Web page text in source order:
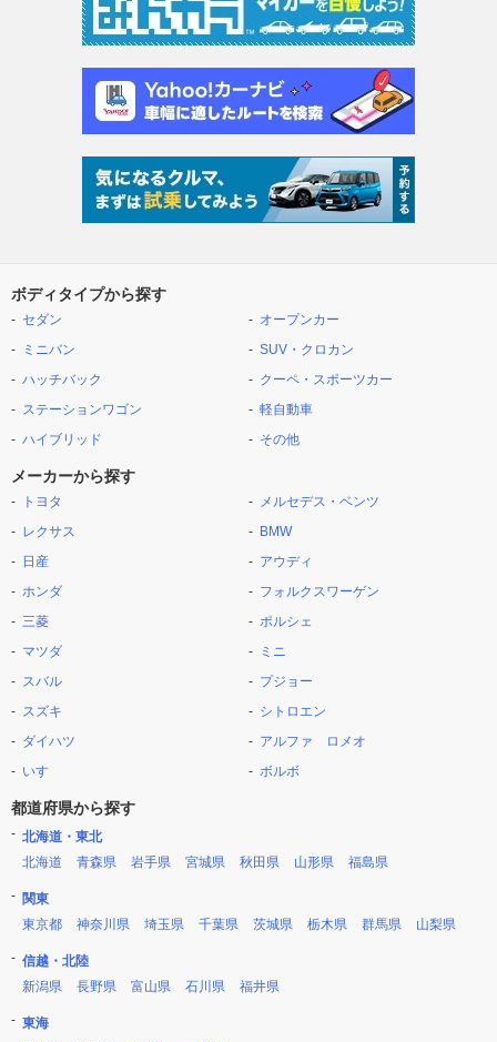
ボディタイプから探す
セダン
ミニバン
ハッチバック
ステーションワゴン
ハイブリッド
オープンカー
SUV・クロカン
クーペ・スポーツカー
軽自動車
その他
メーカーから探す
トヨタ
レクサス
日産
ホンダ
三菱
マツダ
スバル
スズキ
ダイハツ
いすゞ
メルセデス・ベンツ
BMW
アウディ
フォルクスワーゲン
ポルシェ
ミニ
プジョー
シトロエン
アルファ ロメオ
ボルボ
都道府県から探す
北海道・東北
北海道
青森県 岩手県 宮城県 秋田県 山形県 福島県
関東
東京都
神奈川県 埼玉県 千葉県 茨城県 栃木県 群馬県 山梨県
信越・北陸
新潟県
長野県 富山県 石川県 福井県
東海